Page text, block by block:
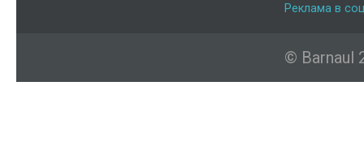
Реклама в
© Barnaul